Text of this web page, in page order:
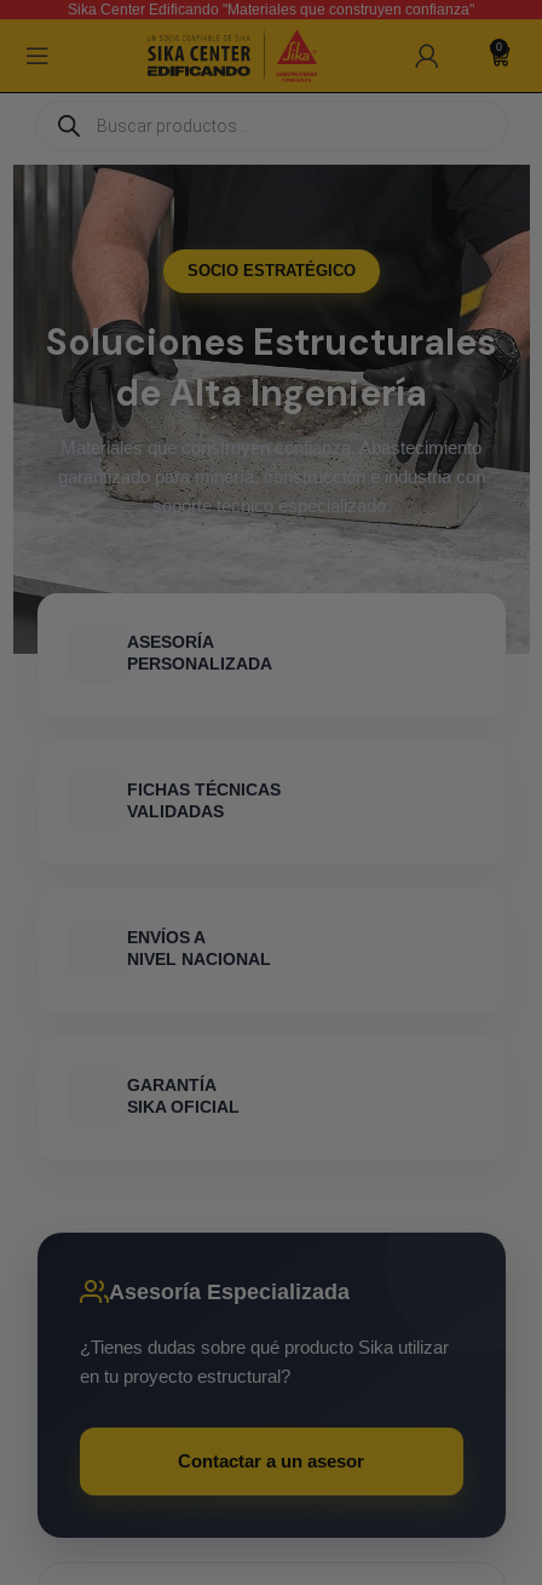
Sika Center Edificando "Materiales que construyen confianza"
0
SOCIO ESTRATÉGICO
Soluciones Estructurales
de Alta Ingeniería
Materiales que construyen confianza. Abastecimiento
garantizado para minería, construcción e industria con
soporte técnico especializado.
ASESORÍA
PERSONALIZADA
FICHAS TÉCNICAS
VALIDADAS
ENVÍOS A
NIVEL NACIONAL
GARANTÍA
SIKA OFICIAL
Asesoría Especializada
¿Tienes dudas sobre qué producto Sika utilizar
en tu proyecto estructural?
Contactar a un asesor